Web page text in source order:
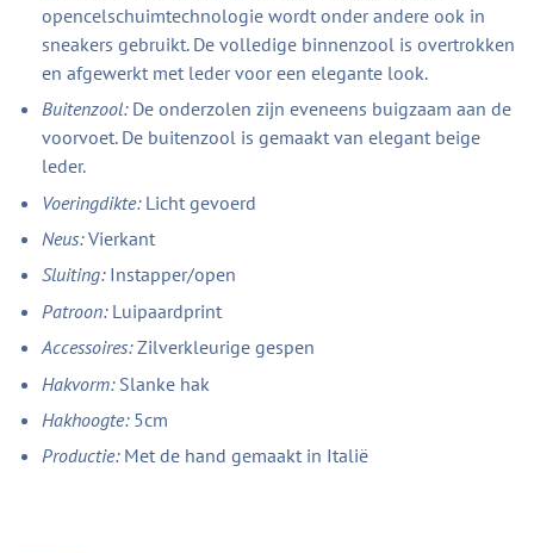
opencelschuimtechnologie wordt onder andere ook in
sneakers gebruikt. De volledige binnenzool is overtrokken
en afgewerkt met leder voor een elegante look.
Buitenzool:De onderzolen zijn eveneens buigzaam aan de
voorvoet. De buitenzool is gemaakt van elegant beige
leder.
Voeringdikte:Licht gevoerd
Neus:Vierkant
Sluiting:Instapper/open
Patroon:Luipaardprint
Accessoires:Zilverkleurige gespen
Hakvorm:Slanke hak
Hakhoogte:5cm
Productie:Met de hand gemaakt in Italië